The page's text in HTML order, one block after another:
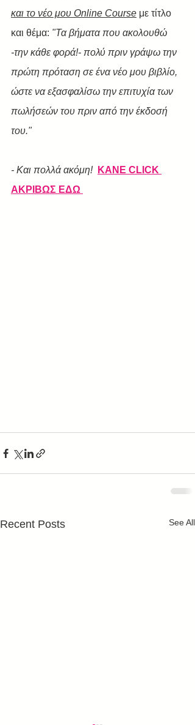
και το νέο μου Online Course με τίτλο
και θέμα: "Τα βήματα που ακολουθώ
-την κάθε φορά!- πολύ πριν γράψω την
πρώτη πρόταση σε ένα νέο μου βιβλίο,
ώστε να εξασφαλίσω την επιτυχία των
πωλήσεών του πριν από την έκδοσή
του."
- Και πολλά ακόμη! ΚΑΝΕ CLICK
ΑΚΡΙΒΩΣ ΕΔΩ
Recent Posts See All